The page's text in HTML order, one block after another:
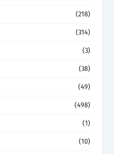
(218)
(314)
(3)
(38)
(49)
(498)
(1)
(10)